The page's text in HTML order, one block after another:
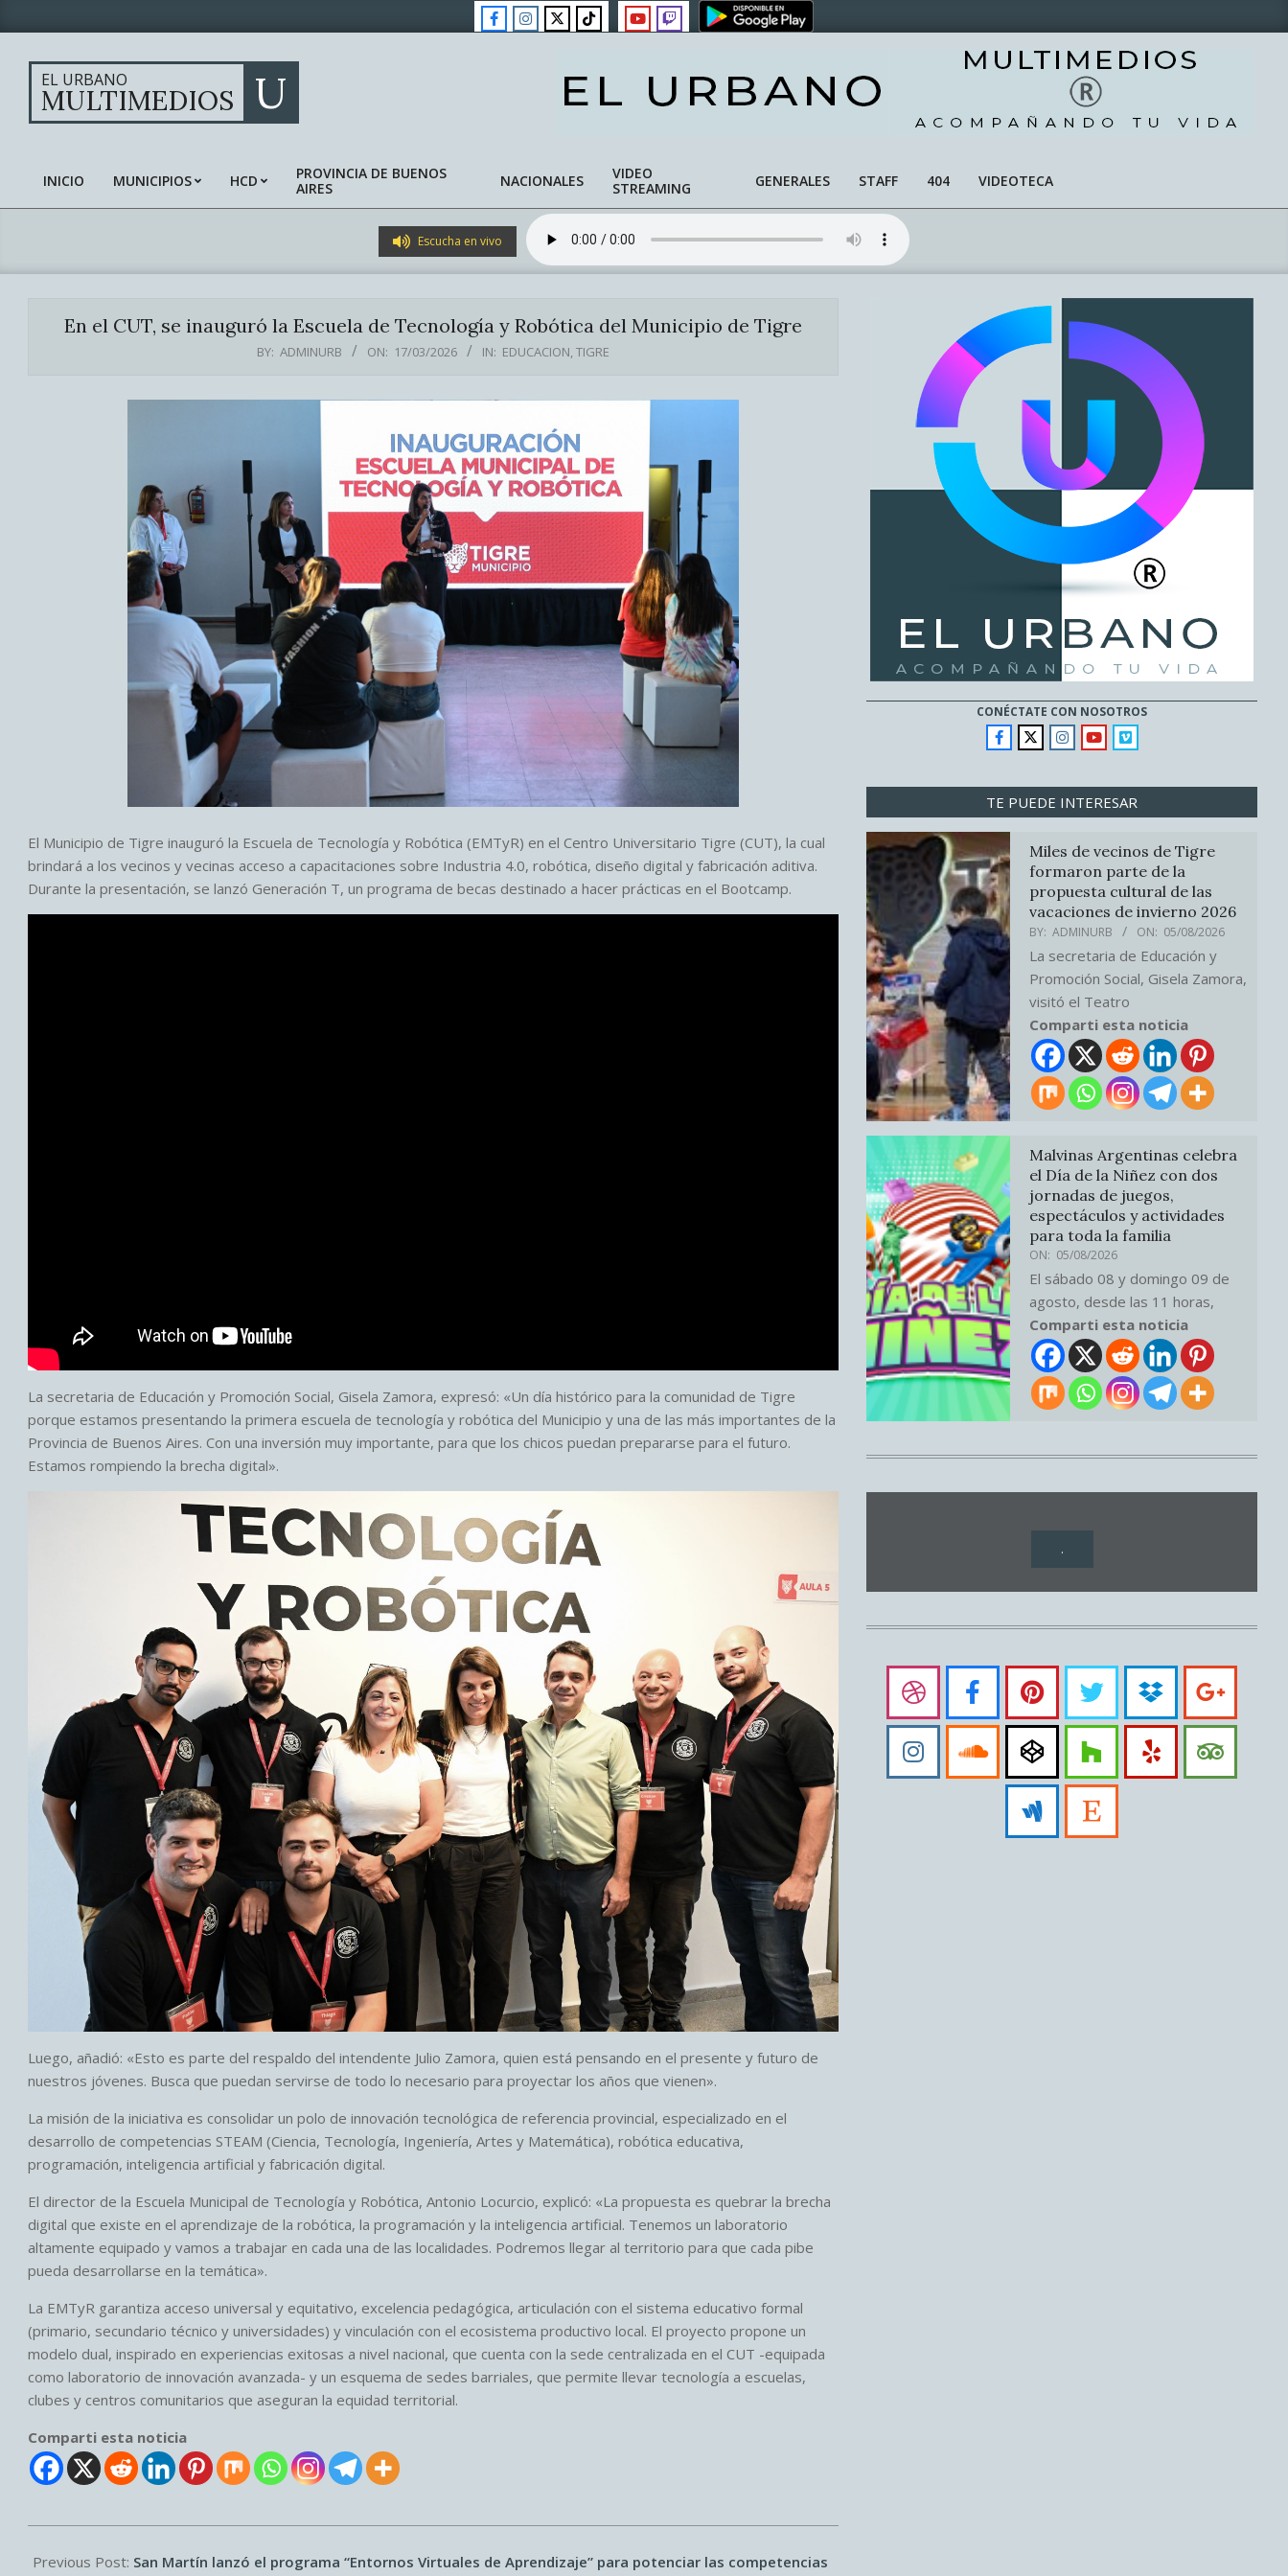
to
content
EL URBANO
MULTIMEDIOS U
Primary
Navigation
INICIO MUNICIPIOS HCD
PROVINCIA DE BUENOS
AIRES
NACIONALES
VIDEO
STREAMING
GENERALES STAFF 404 VIDEOTECA
Escucha en vivo
En el CUT, se inauguró la Escuela de Tecnología y Robótica del Municipio de Tigre
BY: ADMINURB ON: 17/03/2026 IN: EDUCACION,TIGRE
El Municipio de Tigre inauguró la Escuela de Tecnología y Robótica (EMTyR) en el Centro Universitario Tigre (CUT), la cual
brindará a los vecinos y vecinas acceso a capacitaciones sobre Industria 4.0, robótica, diseño digital y fabricación aditiva.
Durante la presentación, se lanzó Generación T, un programa de becas destinado a hacer prácticas en el Bootcamp.
La secretaria de Educación y Promoción Social, Gisela Zamora, expresó: «Un día histórico para la comunidad de Tigre
porque estamos presentando la primera escuela de tecnología y robótica del Municipio y una de las más importantes de la
Provincia de Buenos Aires. Con una inversión muy importante, para que los chicos puedan prepararse para el futuro.
Estamos rompiendo la brecha digital».
Luego, añadió: «Esto es parte del respaldo del intendente Julio Zamora, quien está pensando en el presente y futuro de
nuestros jóvenes. Busca que puedan servirse de todo lo necesario para proyectar los años que vienen».
La misión de la iniciativa es consolidar un polo de innovación tecnológica de referencia provincial, especializado en el
desarrollo de competencias STEAM (Ciencia, Tecnología, Ingeniería, Artes y Matemática), robótica educativa,
programación, inteligencia artificial y fabricación digital.
El director de la Escuela Municipal de Tecnología y Robótica, Antonio Locurcio, explicó: «La propuesta es quebrar la brecha
digital que existe en el aprendizaje de la robótica, la programación y la inteligencia artificial. Tenemos un laboratorio
altamente equipado y vamos a trabajar en cada una de las localidades. Podremos llegar al territorio para que cada pibe
pueda desarrollarse en la temática».
La EMTyR garantiza acceso universal y equitativo, excelencia pedagógica, articulación con el sistema educativo formal
(primario, secundario técnico y universidades) y vinculación con el ecosistema productivo local. El proyecto propone un
modelo dual, inspirado en experiencias exitosas a nivel nacional, que cuenta con la sede centralizada en el CUT -equipada
como laboratorio de innovación avanzada- y un esquema de sedes barriales, que permite llevar tecnología a escuelas,
clubes y centros comunitarios que aseguran la equidad territorial.
Comparti esta noticia
03-
Previous Post: San Martín lanzó el programa “Entornos Virtuales de Aprendizaje” para potenciar las competencias
CONÉCTATE CON NOSOTROS
TE PUEDE INTERESAR
Miles de vecinos de Tigre
formaron parte de la
propuesta cultural de las
vacaciones de invierno 2026
BY: ADMINURB ON: 05/08/2026
La secretaria de Educación y
Promoción Social, Gisela Zamora,
visitó el Teatro
Comparti esta noticia
Malvinas Argentinas celebra
el Día de la Niñez con dos
jornadas de juegos,
espectáculos y actividades
para toda la familia
ON: 05/08/2026
El sábado 08 y domingo 09 de
agosto, desde las 11 horas,
Comparti esta noticia
.